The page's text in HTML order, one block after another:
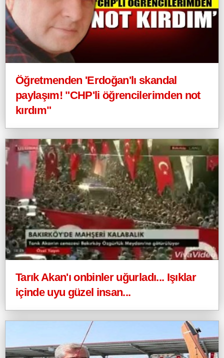
Öğretmenden 'Erdoğan'lı skandal
paylaşım! "CHP'li öğrencilerimden not
kırdım"
Tarık Akan'ı onbinler uğurladı... Işıklar
içinde uyu güzel insan...